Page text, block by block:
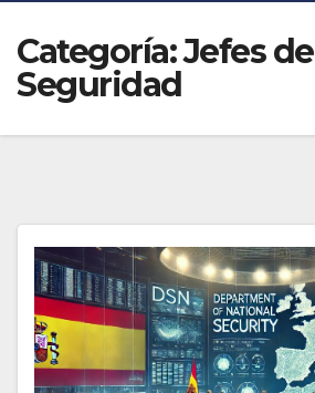
Categoría:Jefes de
Seguridad